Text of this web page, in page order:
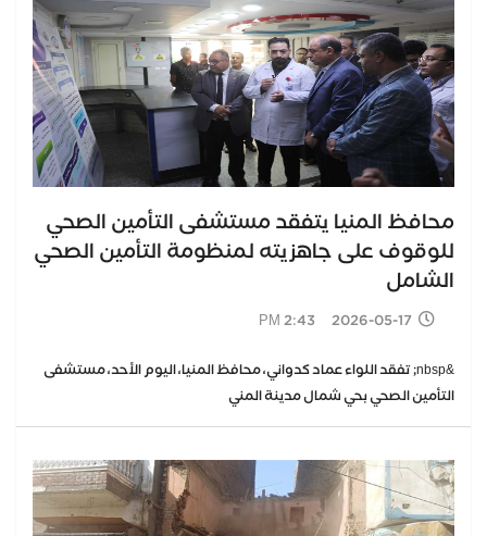
محافظ المنيا يتفقد مستشفى التأمين الصحي
للوقوف على جاهزيته لمنظومة التأمين الصحي
الشامل
2026-05-17 2:43 PM
&nbsp; تفقد اللواء عماد كدواني، محافظ المنيا، اليوم الأحد، مستشفى
التأمين الصحي بحي شمال مدينة المني